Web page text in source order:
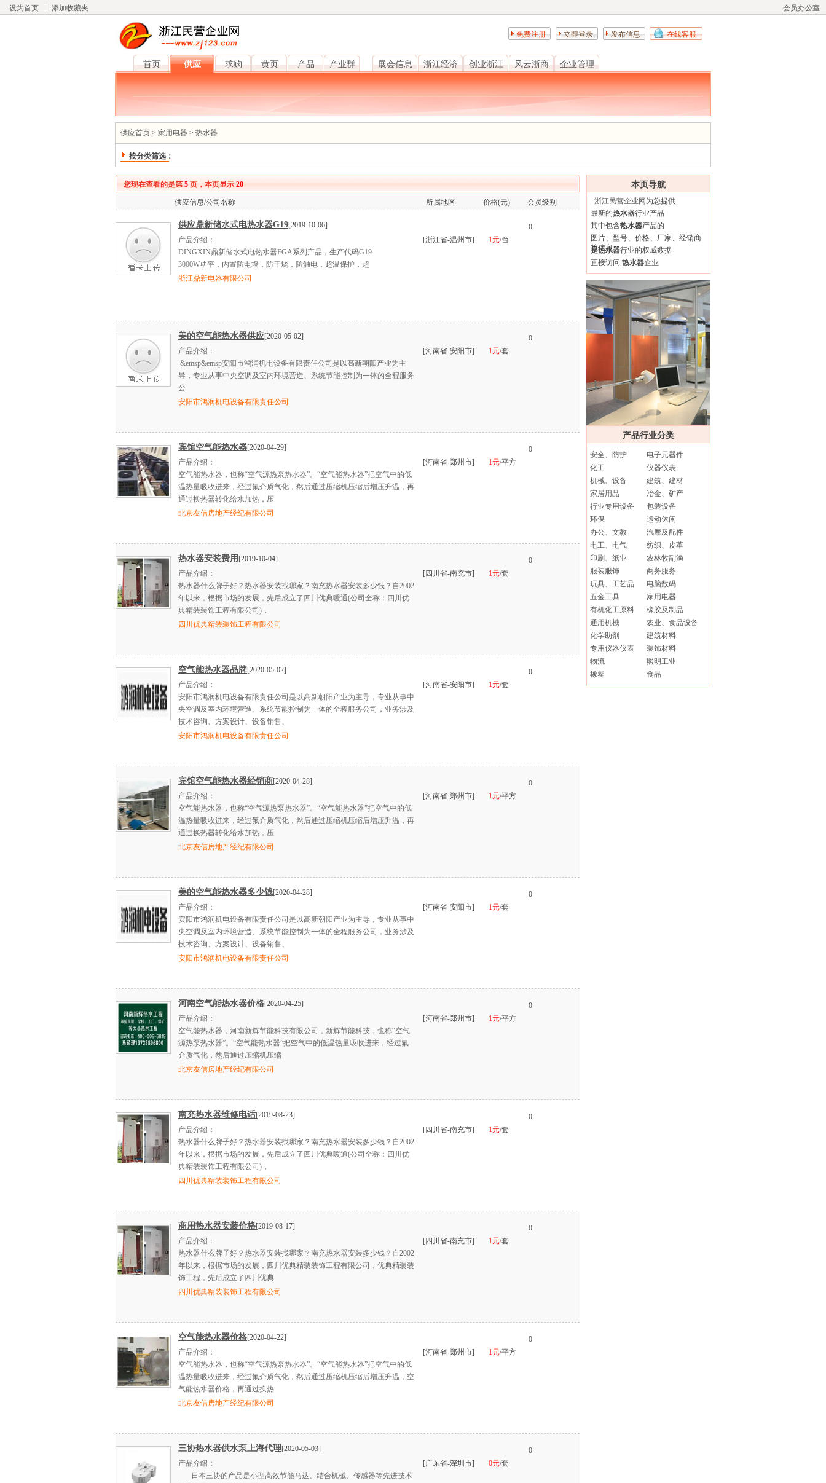
设为首页 添加收藏夹 会员办公室
免费注册 立即登录 发布信息 在线客服
首页 供应 求购 黄页 产品 产业群 展会信息 浙江经济 创业浙江 风云浙商 企业管理
供应首页 > 家用电器 > 热水器
按分类筛选：
您现在查看的是第 5 页，本页显示 20
供应信息/公司名称 所属地区 价格(元) 会员级别
供应鼎新储水式电热水器G19[2019-10-06]
产品介绍：
DINGXIN鼎新储水式电热水器FGA系列产品，生产代码G19
3000W功率，内置防电墙，防干烧，防触电，超温保护，超
浙江鼎新电器有限公司
[浙江省-温州市] 1元/台
0
美的空气能热水器供应[2020-05-02]
产品介绍：
&emsp&emsp安阳市鸿润机电设备有限责任公司是以高新朝阳产业为主
导，专业从事中央空调及室内环境营造、系统节能控制为一体的全程服务
公
安阳市鸿润机电设备有限责任公司
[河南省-安阳市] 1元/套
0
宾馆空气能热水器[2020-04-29]
产品介绍：
空气能热水器，也称“空气源热泵热水器”。“空气能热水器”把空气中的低
温热量吸收进来，经过氟介质气化，然后通过压缩机压缩后增压升温，再
通过换热器转化给水加热，压
北京友信房地产经纪有限公司
[河南省-郑州市] 1元/平方
0
热水器安装费用 [2019-10-04]
产品介绍：
热水器什么牌子好？热水器安装找哪家？南充热水器安装多少钱？自2002
年以来，根据市场的发展，先后成立了四川优典暖通(公司全称：四川优
典精装装饰工程有限公司)，
四川优典精装装饰工程有限公司
[四川省-南充市] 1元/套
0
空气能热水器品牌[2020-05-02]
产品介绍：
安阳市鸿润机电设备有限责任公司是以高新朝阳产业为主导，专业从事中
央空调及室内环境营造、系统节能控制为一体的全程服务公司，业务涉及
技术咨询、方案设计、设备销售、
安阳市鸿润机电设备有限责任公司
[河南省-安阳市] 1元/套
0
宾馆空气能热水器经销商[2020-04-28]
产品介绍：
空气能热水器，也称“空气源热泵热水器”。“空气能热水器”把空气中的低
温热量吸收进来，经过氟介质气化，然后通过压缩机压缩后增压升温，再
通过换热器转化给水加热，压
北京友信房地产经纪有限公司
[河南省-郑州市] 1元/平方
0
美的空气能热水器多少钱[2020-04-28]
产品介绍：
安阳市鸿润机电设备有限责任公司是以高新朝阳产业为主导，专业从事中
央空调及室内环境营造、系统节能控制为一体的全程服务公司，业务涉及
技术咨询、方案设计、设备销售、
安阳市鸿润机电设备有限责任公司
[河南省-安阳市] 1元/套
0
河南空气能热水器价格[2020-04-25]
产品介绍：
空气能热水器，河南新辉节能科技有限公司，新辉节能科技，也称“空气
源热泵热水器”。“空气能热水器”把空气中的低温热量吸收进来，经过氟
介质气化，然后通过压缩机压缩
北京友信房地产经纪有限公司
[河南省-郑州市] 1元/平方
0
南充热水器维修电话[2019-08-23]
产品介绍：
热水器什么牌子好？热水器安装找哪家？南充热水器安装多少钱？自2002
年以来，根据市场的发展，先后成立了四川优典暖通(公司全称：四川优
典精装装饰工程有限公司)，
四川优典精装装饰工程有限公司
[四川省-南充市] 1元/套
0
商用热水器安装价格[2019-08-17]
产品介绍：
热水器什么牌子好？热水器安装找哪家？南充热水器安装多少钱？自2002
年以来，根据市场的发展，四川优典精装装饰工程有限公司，优典精装装
饰工程，先后成立了四川优典
四川优典精装装饰工程有限公司
[四川省-南充市] 1元/套
0
空气能热水器价格[2020-04-22]
产品介绍：
空气能热水器，也称“空气源热泵热水器”。“空气能热水器”把空气中的低
温热量吸收进来，经过氟介质气化，然后通过压缩机压缩后增压升温，空
气能热水器价格，再通过换热
北京友信房地产经纪有限公司
[河南省-郑州市] 1元/平方
0
三协热水器供水泵上海代理[2020-05-03]
产品介绍：
日本三协的产品是小型高效节能马达、结合机械、传感器等先进技术
[广东省-深圳市] 0元/套
0
本页导航
浙江民营企业网 为您提供
最新的热水器行业产品
其中包含热水器产品的
图片、型号、价格、厂家、经销商
等信息
是热水器行业的权威数据
直接访问 热水器企业
产品行业分类
安全、防护
电子元器件
化工
仪器仪表
机械、设备
建筑、建材
家居用品
冶金、矿产
行业专用设备
包装设备
环保
运动休闲
办公、文教
汽摩及配件
电工、电气
纺织、皮革
印刷、纸业
农林牧副渔
服装服饰
商务服务
玩具、工艺品
电脑数码
五金工具
家用电器
有机化工原料
橡胶及制品
通用机械
农业、食品设备
化学助剂
建筑材料
专用仪器仪表
装饰材料
物流
照明工业
橡塑
食品